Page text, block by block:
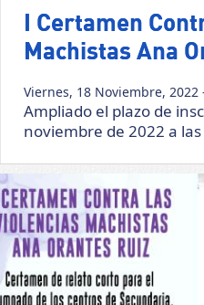
I Certamen
Machistas Ana
Viernes, 18 Noviembre, 2022
Ampliado el plazo de
noviembre de 2022 a